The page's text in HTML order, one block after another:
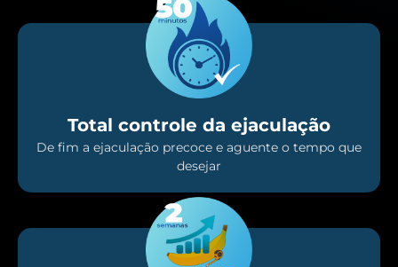
Total controle da ejaculação
De fim a ejaculação precoce e aguente o tempo que
desejar